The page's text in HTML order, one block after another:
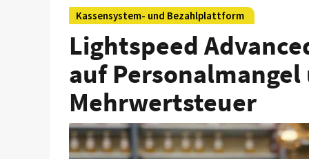
Kassensystem- und Bezahlplattform
Lightspeed
auf
Mehrwertsteuer